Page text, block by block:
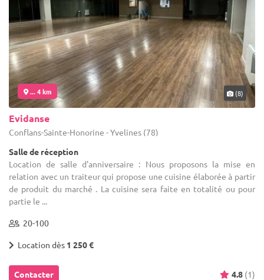
... 4 km (8)
Evidanse
Conflans-Sainte-Honorine - Yvelines (78)
Salle de réception
Location de salle d'anniversaire : Nous proposons la mise en
relation avec un traiteur qui propose une cuisine élaborée à partir
de produit du marché . La cuisine sera faite en totalité ou pour
partie le ...
20-100
Location dès 1 250 €
Contacter 4.8 (1)